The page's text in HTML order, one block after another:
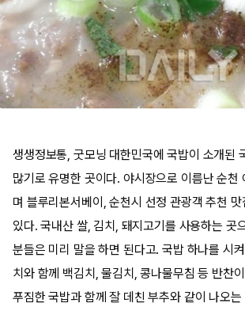
생생정보통, 굿모닝 대한민국에 국밥이 소개된
많기로 유명한 곳이다. 야시장으로 이름난 순천
며 블루리본서베이, 순천시 선정 관광객 추천
있다. 국내산 쌀, 김치, 돼지고기를 사용하는 곳
분들은 미리 말을 하면 된다고. 국밥 하나를 시
치와 함께 백김치, 물김치, 콩나물무침 등 반찬
푸짐한 국밥과 함께 잘 데친 부추와 같이 나오